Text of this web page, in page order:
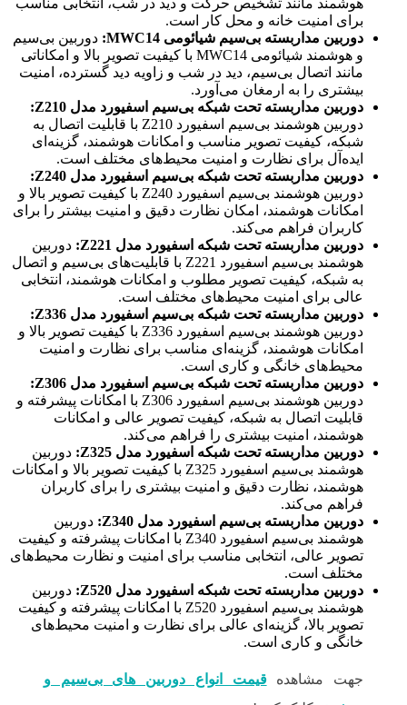
هوشمند مانند تشخیص حرکت و دید در شب، انتخابی مناسب
برای امنیت خانه و محل کار است.
دوربین مداربسته بی‌سیم شیائومی MWC14
: دوربین بی‌سیم
و هوشمند شیائومی MWC14 با کیفیت تصویر بالا و امکاناتی
مانند اتصال بی‌سیم، دید در شب و زاویه دید گسترده، امنیت
بیشتری را به ارمغان می‌آورد.
دوربین مداربسته تحت شبکه بی‌سیم اسفیورد مدل Z210
:
دوربین هوشمند بی‌سیم اسفیورد Z210 با قابلیت اتصال به
شبکه، کیفیت تصویر مناسب و امکانات هوشمند، گزینه‌ای
ایده‌آل برای نظارت و امنیت محیط‌های مختلف است.
دوربین مداربسته تحت شبکه بی‌سیم اسفیورد مدل Z240
:
دوربین هوشمند بی‌سیم اسفیورد Z240 با کیفیت تصویر بالا و
امکانات هوشمند، امکان نظارت دقیق و امنیت بیشتر را برای
کاربران فراهم می‌کند.
دوربین مداربسته تحت شبکه اسفیورد مدل Z221
: دوربین
هوشمند بی‌سیم اسفیورد Z221 با قابلیت‌های بی‌سیم و اتصال
به شبکه، کیفیت تصویر مطلوب و امکانات هوشمند، انتخابی
عالی برای امنیت محیط‌های مختلف است.
دوربین مداربسته تحت شبکه بی‌سیم اسفیورد مدل Z336
:
دوربین هوشمند بی‌سیم اسفیورد Z336 با کیفیت تصویر بالا و
امکانات هوشمند، گزینه‌ای مناسب برای نظارت و امنیت
محیط‌های خانگی و کاری است.
دوربین مداربسته تحت شبکه بی‌سیم اسفیورد مدل Z306
:
دوربین هوشمند بی‌سیم اسفیورد Z306 با امکانات پیشرفته و
قابلیت اتصال به شبکه، کیفیت تصویر عالی و امکانات
هوشمند، امنیت بیشتری را فراهم می‌کند.
دوربین مداربسته تحت شبکه اسفیورد مدل Z325
: دوربین
هوشمند بی‌سیم اسفیورد Z325 با کیفیت تصویر بالا و امکانات
هوشمند، نظارت دقیق و امنیت بیشتری را برای کاربران
فراهم می‌کند.
دوربین مداربسته بی‌سیم اسفیورد مدل Z340
: دوربین
هوشمند بی‌سیم اسفیورد Z340 با امکانات پیشرفته و کیفیت
تصویر عالی، انتخابی مناسب برای امنیت و نظارت محیط‌های
مختلف است.
دوربین مداربسته تحت شبکه اسفیورد مدل Z520
: دوربین
هوشمند بی‌سیم اسفیورد Z520 با امکانات پیشرفته و کیفیت
تصویر بالا، گزینه‌ای عالی برای نظارت و امنیت محیط‌های
خانگی و کاری است.
جهت مشاهدهقیمت انواع دوربین های بی‌سیم و